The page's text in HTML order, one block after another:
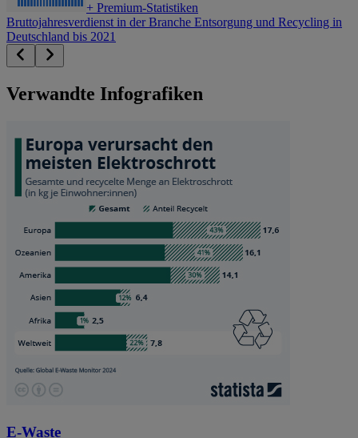
+ Premium-Statistiken
Bruttojahresverdienst in der Branche Entsorgung und Recycling in
Deutschland bis 2021
Verwandte Infografiken
E-Waste